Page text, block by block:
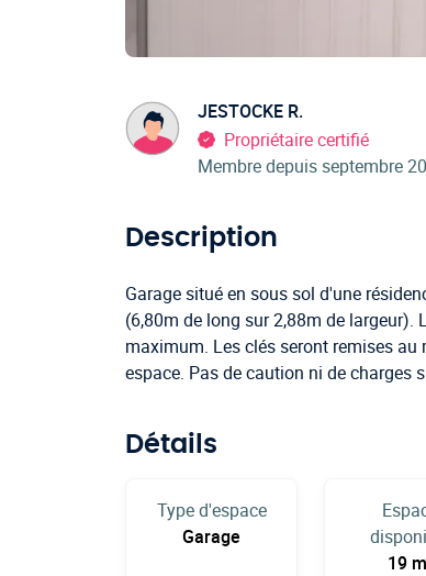
JESTOCKE R.
Propriétaire certifié
Membre depuis septembre
Description
Garage situé en sous sol d'une
(6,80m de long sur 2,88m de
maximum. Les clés seront remises
espace. Pas de caution ni de charges
Détails
Type d'espace
Garage
19